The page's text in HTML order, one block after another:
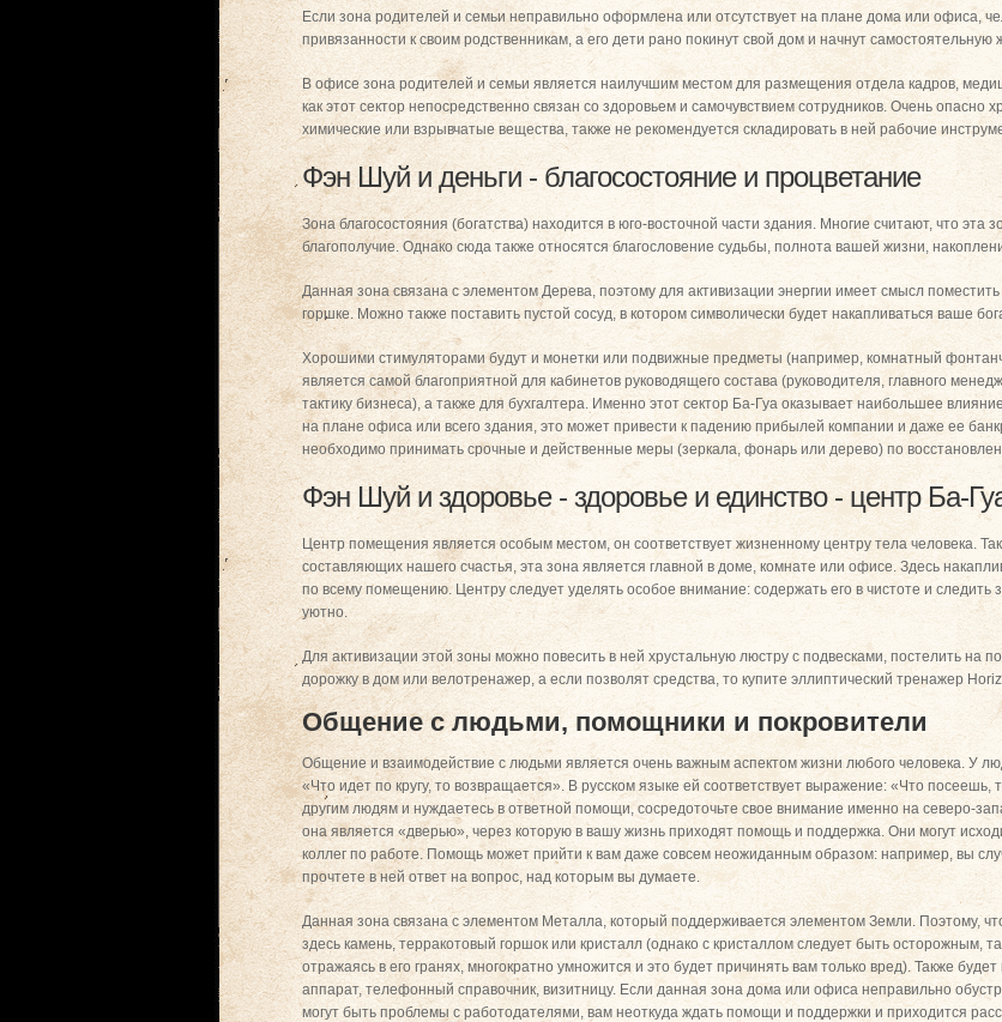
Если зона родителей и семьи неправильно оформлена или отсутствует на плане дома или офиса,
привязанности к своим родственникам, а его дети рано покинут свой дом и начнут самостоятельную
В офисе зона родителей и семьи является наилучшим местом для размещения отдела кадров,
как этот сектор непосредственно связан со здоровьем и самочувствием сотрудников. Очень опасно
химические или взрывчатые вещества, также не рекомендуется складировать в ней рабочие
Фэн Шуй и деньги - благосостояние и процветание
Зона благосостояния (богатства) находится в юго-восточной части здания. Многие считают, что эта
благополучие. Однако сюда также относятся благословение судьбы, полнота вашей жизни,
Данная зона связана с элементом Дерева, поэтому для активизации энергии имеет смысл
горшке. Можно также поставить пустой сосуд, в котором символически будет накапливаться ваше
Хорошими стимуляторами будут и монетки или подвижные предметы (например, комнатный
является самой благоприятной для кабинетов руководящего состава (руководителя, главного
тактику бизнеса), а также для бухгалтера. Именно этот сектор Ба-Гуа оказывает наибольшее
на плане офиса или всего здания, это может привести к падению прибылей компании и даже ее
необходимо принимать срочные и действенные меры (зеркала, фонарь или дерево) по
Фэн Шуй и здоровье - здоровье и единство - центр Ба-
Центр помещения является особым местом, он соответствует жизненному центру тела человека.
составляющих нашего счастья, эта зона является главной в доме, комнате или офисе. Здесь
по всему помещению. Центру следует уделять особое внимание: содержать его в чистоте и следить
уютно.
Для активизации этой зоны можно повесить в ней хрустальную люстру с подвесками, постелить на
дорожку в дом или велотренажер, а если позволят средства, то купите эллиптический тренажер
Общение с людьми, помощники и покровители
Общение и взаимодействие с людьми является очень важным аспектом жизни любого человека. У
«Что идет по кругу, то возвращается». В русском языке ей соответствует выражение: «Что
другим людям и нуждаетесь в ответной помощи, сосредоточьте свое внимание именно на северо-
она является «дверью», через которую в вашу жизнь приходят помощь и поддержка. Они могут
коллег по работе. Помощь может прийти к вам даже совсем неожиданным образом: например, вы
прочтете в ней ответ на вопрос, над которым вы думаете.
Данная зона связана с элементом Металла, который поддерживается элементом Земли. Поэтому,
здесь камень, терракотовый горшок или кристалл (однако с кристаллом следует быть осторожным,
отражаясь в его гранях, многократно умножится и это будет причинять вам только вред). Также
аппарат, телефонный справочник, визитницу. Если данная зона дома или офиса неправильно
могут быть проблемы с работодателями, вам неоткуда ждать помощи и поддержки и приходится